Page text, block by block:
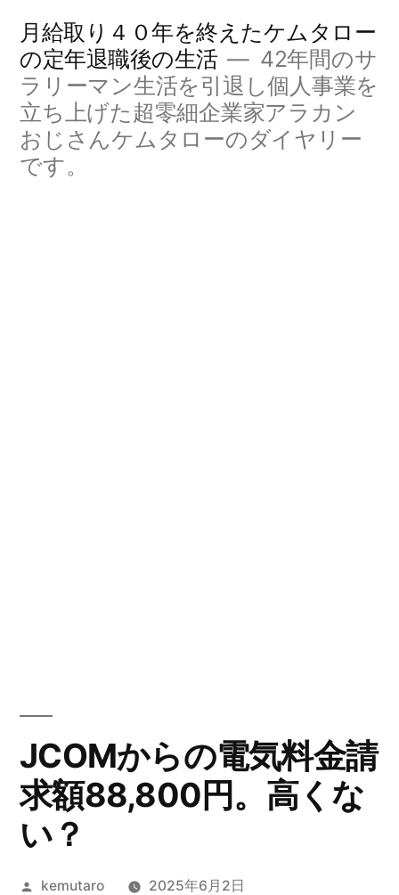
月給取り４０年を終えたケムタロー
の定年退職後の生活
42年間のサ
ラリーマン生活を引退し個人事業を
立ち上げた超零細企業家アラカン
おじさんケムタローのダイヤリー
です。
JCOMからの電気料金請
求額88,800円。高くな
い？
投
kemutaro
2025年6月2日